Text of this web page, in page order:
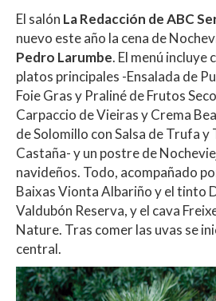
El salón La Redacción de ABC
nuevo este año la cena de
Pedro Larumbe. El menú
platos principales -Ensalada de
Foie Gras y Praliné de Frutos
Carpaccio de Vieiras y Crema
de Solomillo con Salsa de Trufa
Castaña- y un postre de
navideños. Todo, acompañado
Baixas Vionta Albariño y el tinto
Valdubón Reserva, y el cava
Nature. Tras comer las uvas se
central.